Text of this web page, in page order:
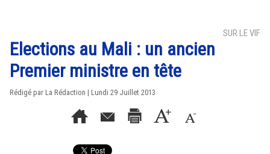
SUR LE VIF
Elections au Mali : un ancien
Premier ministre en tête
Rédigé par La Rédaction | Lundi 29 Juillet 2013